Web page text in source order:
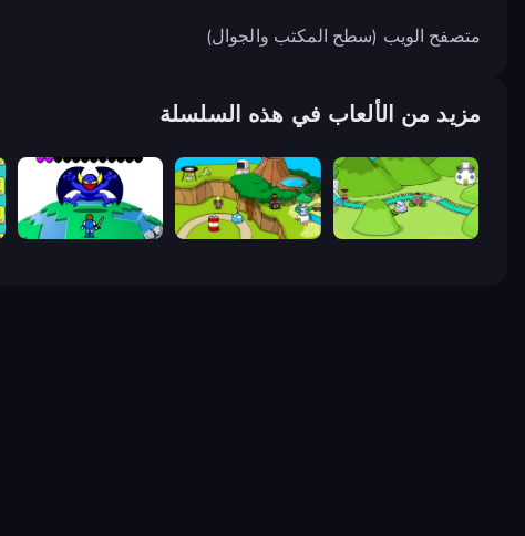
متصفح الويب (سطح المكتب والجوال)
مزيد من الألعاب في هذه السلسلة
Grow Valley
Grow Island
Grow RPG